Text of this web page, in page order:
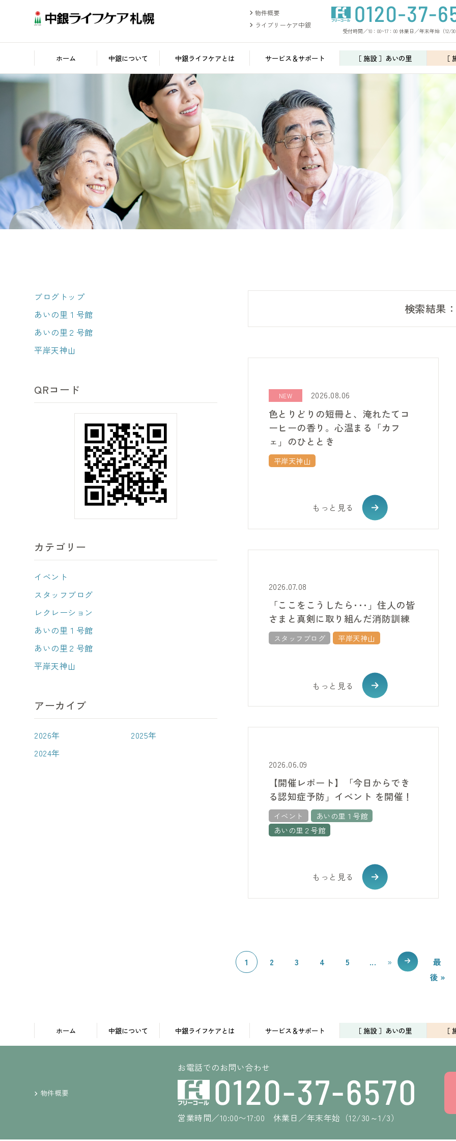
物件概要
ライブリーケア中銀
受付時間／10：00~17：00 休業日／年末年始（12/30
ホーム 中銀について 中銀ライフケアとは サービス＆サポート ［ 施設 ］あいの里 ［
ブログトップ
あいの里１号館
あいの里２号館
平岸天神山
QRコード
カテゴリー
イベント
スタッフブログ
レクレーション
あいの里１号館
あいの里２号館
平岸天神山
アーカイブ
2026年
2025年
2024年
検索結果
NEW 2026.08.06
色とりどりの短冊と、淹れたてコ
ーヒーの香り。心温まる「カフ
ェ」のひととき
平岸天神山
もっと見る
2026.07.08
「ここをこうしたら･･･」住人の皆
さまと真剣に取り組んだ消防訓練
スタッフブログ 平岸天神山
もっと見る
2026.06.09
【開催レポート】「今日からでき
る認知症予防」イベント を開催！
イベント
あいの里１号館
あいの里２号館
もっと見る
1 2 3 4 5 ... »
最
後 »
ホーム 中銀について 中銀ライフケアとは サービス＆サポート ［ 施設 ］あいの里 ［
物件概要
お電話でのお問い合わせ
営業時間／10:00〜17:00 休業日／年末年始（12/30～1/3）